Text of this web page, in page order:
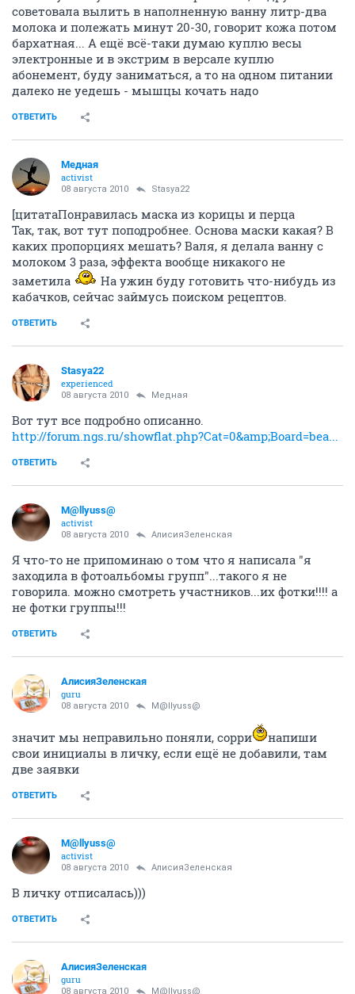
советовала вылить в наполненную ванну литр-два
молока и полежать минут 20-30, говорит кожа потом
бархатная... А ещё всё-таки думаю куплю весы
электронные и в экстрим в версале куплю
абонемент, буду заниматься, а то на одном питании
далеко не уедешь - мышцы кочать надо
ОТВЕТИТЬ
Медная
activist
08 августа 2010 Stasya22
[цитатаПонравилась маска из корицы и перца
Так, так, вот тут поподробнее. Основа маски какая? В
каких пропорциях мешать? Валя, я делала ванну с
молоком 3 раза, эффекта вообще никакого не
заметила
На ужин буду готовить что-нибудь из
кабачков, сейчас займусь поиском рецептов.
ОТВЕТИТЬ
Stasya22
experienced
08 августа 2010 Медная
Вот тут все подробно описанно.
http://forum.ngs.ru/showflat.php?Cat=0&amp;Board=bea...
ОТВЕТИТЬ
M@llyuss@
activist
08 августа 2010 АлисияЗеленская
Я что-то не припоминаю о том что я написала "я
заходила в фотоальбомы групп"...такого я не
говорила. можно смотреть участников...их фотки!!!! а
не фотки группы!!!
ОТВЕТИТЬ
АлисияЗеленская
guru
08 августа 2010 M@llyuss@
значит мы неправильно поняли, сорри
напиши
свои инициалы в личку, если ещё не добавили, там
две заявки
ОТВЕТИТЬ
M@llyuss@
activist
08 августа 2010 АлисияЗеленская
В личку отписалась)))
ОТВЕТИТЬ
АлисияЗеленская
guru
08 августа 2010 M@llyuss@